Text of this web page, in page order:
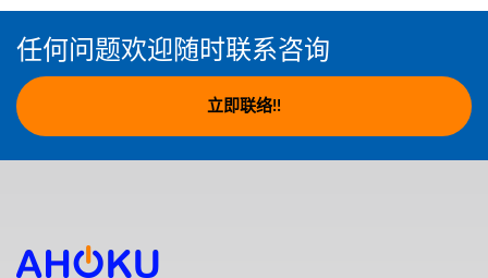
任何问题欢迎随时联系咨询
立即联络!!